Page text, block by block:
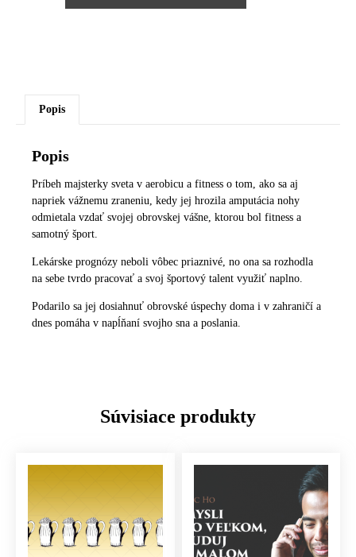
Popis
Popis
Príbeh majsterky sveta v aerobicu a fitness o tom, ako sa aj
napriek vážnemu zraneniu, kedy jej hrozila amputácia nohy
odmietala vzdať svojej obrovskej vášne, ktorou bol fitness a
samotný šport.
Lekárske prognózy neboli vôbec priaznivé, no ona sa rozhodla
na sebe tvrdo pracovať a svoj športový talent využiť naplno.
Podarilo sa jej dosiahnuť obrovské úspechy doma i v zahraničí a
dnes pomáha v napĺňaní svojho sna a poslania.
Súvisiace produkty